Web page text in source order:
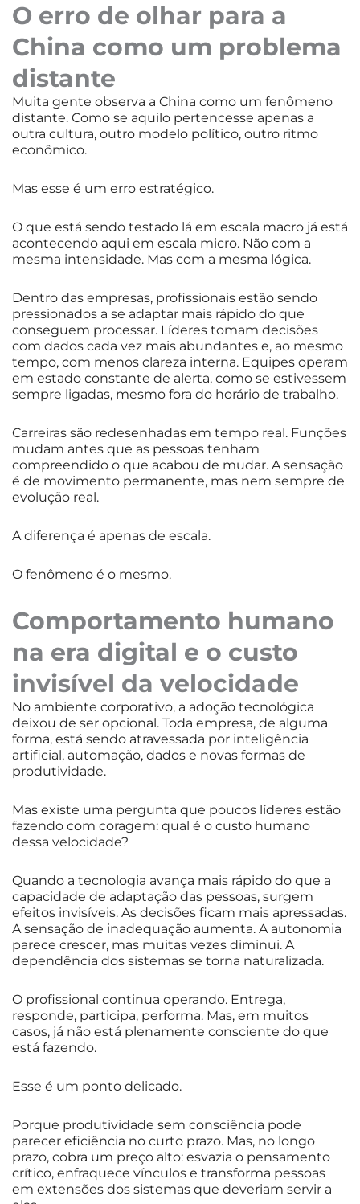
O erro de olhar para a
China como um problema
distante
Muita gente observa a China como um fenômeno
distante. Como se aquilo pertencesse apenas a
outra cultura, outro modelo político, outro ritmo
econômico.
Mas esse é um erro estratégico.
O que está sendo testado lá em escala macro já está
acontecendo aqui em escala micro. Não com a
mesma intensidade. Mas com a mesma lógica.
Dentro das empresas, profissionais estão sendo
pressionados a se adaptar mais rápido do que
conseguem processar. Líderes tomam decisões
com dados cada vez mais abundantes e, ao mesmo
tempo, com menos clareza interna. Equipes operam
em estado constante de alerta, como se estivessem
sempre ligadas, mesmo fora do horário de trabalho.
Carreiras são redesenhadas em tempo real. Funções
mudam antes que as pessoas tenham
compreendido o que acabou de mudar. A sensação
é de movimento permanente, mas nem sempre de
evolução real.
A diferença é apenas de escala.
O fenômeno é o mesmo.
Comportamento humano
na era digital e o custo
invisível da velocidade
No ambiente corporativo, a adoção tecnológica
deixou de ser opcional. Toda empresa, de alguma
forma, está sendo atravessada por inteligência
artificial, automação, dados e novas formas de
produtividade.
Mas existe uma pergunta que poucos líderes estão
fazendo com coragem: qual é o custo humano
dessa velocidade?
Quando a tecnologia avança mais rápido do que a
capacidade de adaptação das pessoas, surgem
efeitos invisíveis. As decisões ficam mais apressadas.
A sensação de inadequação aumenta. A autonomia
parece crescer, mas muitas vezes diminui. A
dependência dos sistemas se torna naturalizada.
O profissional continua operando. Entrega,
responde, participa, performa. Mas, em muitos
casos, já não está plenamente consciente do que
está fazendo.
Esse é um ponto delicado.
Porque produtividade sem consciência pode
parecer eficiência no curto prazo. Mas, no longo
prazo, cobra um preço alto: esvazia o pensamento
crítico, enfraquece vínculos e transforma pessoas
em extensões dos sistemas que deveriam servir a